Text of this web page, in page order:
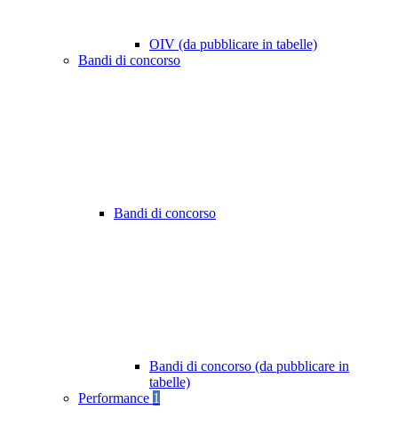
OIV (da pubblicare in tabelle)
Bandi di concorso
Bandi di concorso
Bandi di concorso (da pubblicare in
tabelle)
Performance 1